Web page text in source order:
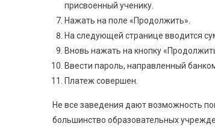
присвоенный ученику.
Нажать на поле «Продолжить».
На следующей странице вводится
Вновь нажать на кнопку
Ввести пароль, направленный
Платеж совершен.
Не все заведения дают возможность
большинство образовательных